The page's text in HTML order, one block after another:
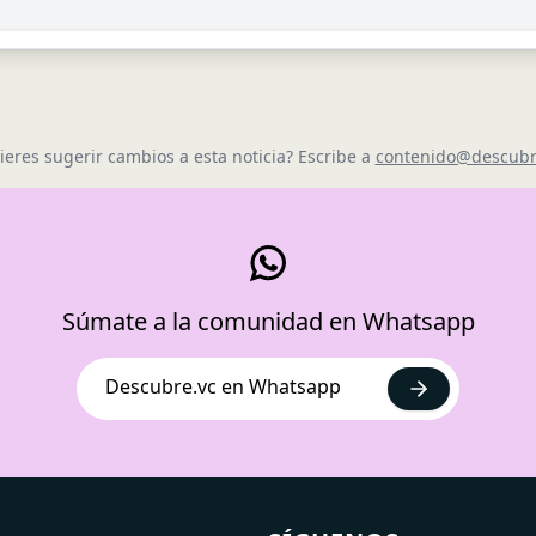
sugerir cambios a esta noticia? Escribe a
Súmate a la comunidad en Whatsapp
Descubre.vc en Whatsapp